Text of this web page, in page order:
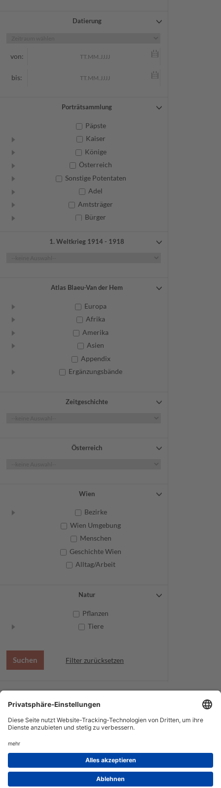
Datierung
von:
bis:
Porträtsammlung
Päpste
Kaiser
Könige
Österreich
Sonstige Potentaten
Adel
Amtsträger
Bürger
Geistliche
Weitere
1. Weltkrieg 1914 - 1918
Atlas Blaeu-Van der Hem
Europa
Afrika
Amerika
Asien
Appendix
Ergänzungsbände
Zeitgeschichte
Österreich
Wien
Bezirke
Wien Umgebung
Menschen
Geschichte Wien
Alltag/Arbeit
Natur
Pflanzen
Tiere
Filter zurücksetzen
Datenschutz
Service